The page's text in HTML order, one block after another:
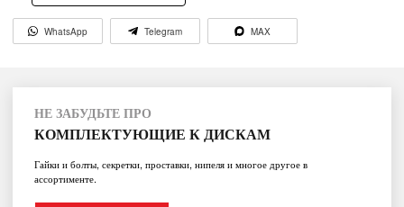
WhatsApp Telegram MAX
НЕ ЗАБУДЬТЕ ПРО
КОМПЛЕКТУЮЩИЕ К ДИСКАМ
Гайки и болты, секретки, проставки, нипеля и многое другое в
ассортименте.